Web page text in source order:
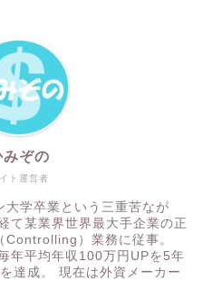
ト運営者
みぞの
大学卒業という三重苦なが
て某業界世界最大手企業の正
Controlling）業務に従事。
年平均年収100万円UPを5年
達成。 現在は外資メーカー